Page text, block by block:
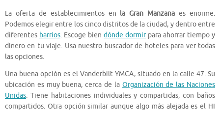
La oferta de establecimientos en la Gran Manzana es enorme.
Podemos elegir entre los cinco distritos de la ciudad, y dentro entre
diferentes barrios. Escoge bien dónde dormirpara ahorrar tiempo y
dinero en tu viaje. Usa nuestro buscador de hoteles para ver todas
las opciones.
Una buena opción es el Vanderbilt YMCA, situado en la calle 47. Su
ubicación es muy buena, cerca de la Organización de las Naciones
Unidas. Tiene habitaciones individuales y compartidas, con baños
compartidos. Otra opción similar aunque algo más alejada es el HI